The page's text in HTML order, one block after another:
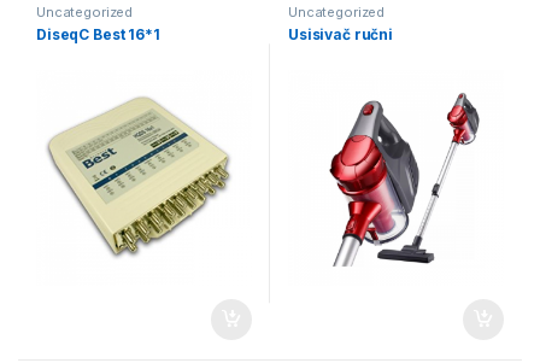
Uncategorized
DiseqC Best 16*1
Uncategorized
Usisivač ručni